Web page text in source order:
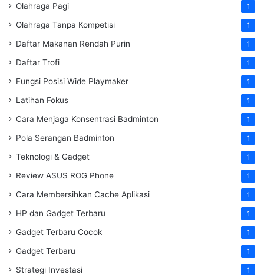
Olahraga Pagi 1
Olahraga Tanpa Kompetisi 1
Daftar Makanan Rendah Purin 1
Daftar Trofi 1
Fungsi Posisi Wide Playmaker 1
Latihan Fokus 1
Cara Menjaga Konsentrasi Badminton 1
Pola Serangan Badminton 1
Teknologi & Gadget 1
Review ASUS ROG Phone 1
Cara Membersihkan Cache Aplikasi 1
HP dan Gadget Terbaru 1
Gadget Terbaru Cocok 1
Gadget Terbaru 1
Strategi Investasi 1